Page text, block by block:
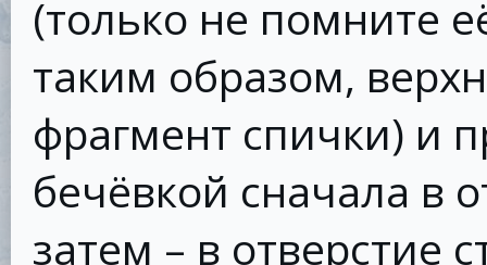
(только не помните
таким образом,
фрагмент спички) и
бечёвкой сначала в
затем – в отверстие